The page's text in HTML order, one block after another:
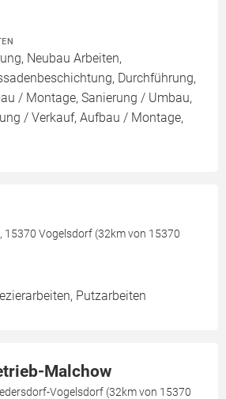
Neubau Arbeiten,
Durchführung,
/ Montage, Sanierung / Umbau,
/ Verkauf, Aufbau / Montage,
15370 Vogelsdorf (32km von 15370
Putzarbeiten
Malchow
Vogelsdorf (32km von 15370